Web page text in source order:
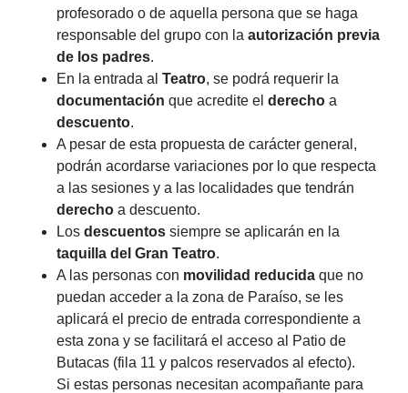
profesorado o de aquella persona que se haga
responsable del grupo con la autorización previa
de los padres.
En la entrada al Teatro, se podrá requerir la
documentación que acredite el derecho a
descuento.
A pesar de esta propuesta de carácter general,
podrán acordarse variaciones por lo que respecta
a las sesiones y a las localidades que tendrán
derecho a descuento.
Los descuentos siempre se aplicarán en la
taquilla del Gran Teatro.
A las personas con movilidad reducida que no
puedan acceder a la zona de Paraíso, se les
aplicará el precio de entrada correspondiente a
esta zona y se facilitará el acceso al Patio de
Butacas (fila 11 y palcos reservados al efecto).
Si estas personas necesitan acompañante para